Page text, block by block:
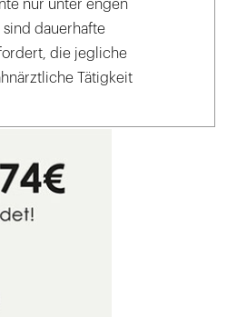
nur unter engen
sind dauerhafte
die jegliche
Tätigkeit